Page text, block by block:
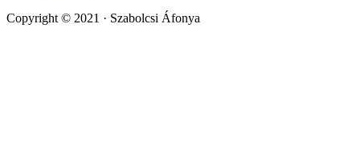
Copyright © 2021 · Szabolcsi Áfonya